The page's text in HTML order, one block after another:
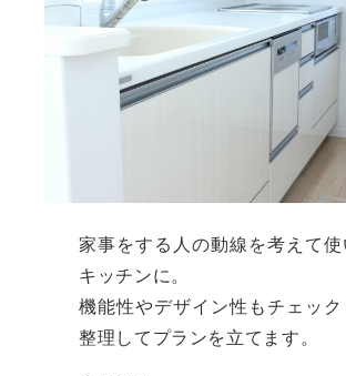
家事をする人の動線を考えて使
キッチンに。
機能性やデザイン性もチェック
整理してプランを立てます。